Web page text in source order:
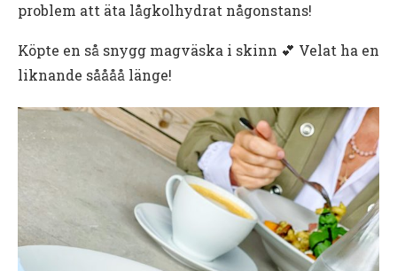
problem att äta lågkolhydrat någonstans!
Köpte en så snygg magväska i skinn 💕 Velat ha en
liknande såååå länge!